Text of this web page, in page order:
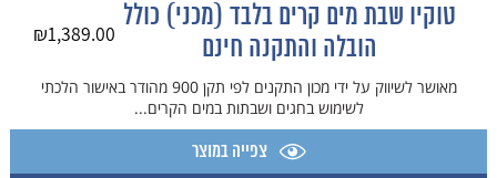
טוקיו שבת מים קרים בלבד (מכני) כולל
הובלה והתקנה חינם
₪1,389.00
מאושר לשיווק על ידי מכון התקנים לפי תקן 900 מהודר באישור הלכתי
לשימוש בחגים ושבתות במים הקרים...
צפייה במוצר